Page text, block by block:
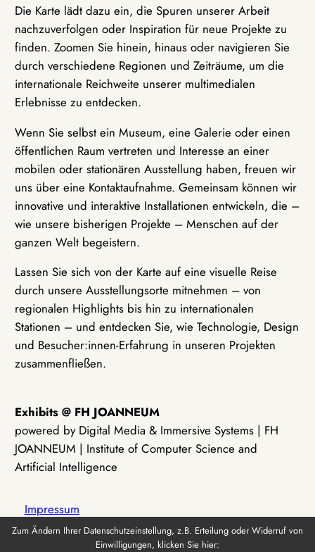
Die Karte lädt dazu ein, die Spuren unserer Arbeit
nachzuverfolgen oder Inspiration für neue Projekte zu
finden. Zoomen Sie hinein, hinaus oder navigieren Sie
durch verschiedene Regionen und Zeiträume, um die
internationale Reichweite unserer multimedialen
Erlebnisse zu entdecken.
Wenn Sie selbst ein Museum, eine Galerie oder einen
öffentlichen Raum vertreten und Interesse an einer
mobilen oder stationären Ausstellung haben, freuen wir
uns über eine Kontaktaufnahme. Gemeinsam können wir
innovative und interaktive Installationen entwickeln, die –
wie unsere bisherigen Projekte – Menschen auf der
ganzen Welt begeistern.
Lassen Sie sich von der Karte auf eine visuelle Reise
durch unsere Ausstellungsorte mitnehmen – von
regionalen Highlights bis hin zu internationalen
Stationen – und entdecken Sie, wie Technologie, Design
und Besucher:innen-Erfahrung in unseren Projekten
zusammenfließen.
Exhibits @ FH JOANNEUM
powered by Digital Media & Immersive Systems | FH
JOANNEUM | Institute of Computer Science and
Artificial Intelligence
Impressum
Zum Ändern Ihrer Datenschutzeinstellung, z.B. Erteilung oder Widerruf von
Einwilligungen, klicken Sie hier: